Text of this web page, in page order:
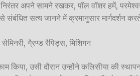
अपने सामने रखकर, पॉल वॉशर हमें,
सत्य जानने में क्रमानुसार मार्गदर्शन
गै्रण्ड रैपिड्स, मिशिगन
किया, उसी दौरान उन्होंने कलिसीया की